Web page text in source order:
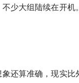
少大组陆续在开机
还算准确，现实比